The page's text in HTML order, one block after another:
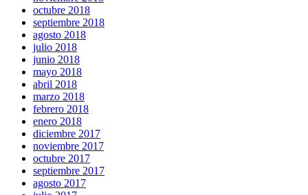
octubre 2018
septiembre 2018
agosto 2018
julio 2018
junio 2018
mayo 2018
abril 2018
marzo 2018
febrero 2018
enero 2018
diciembre 2017
noviembre 2017
octubre 2017
septiembre 2017
agosto 2017